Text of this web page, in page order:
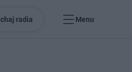
radia Menu